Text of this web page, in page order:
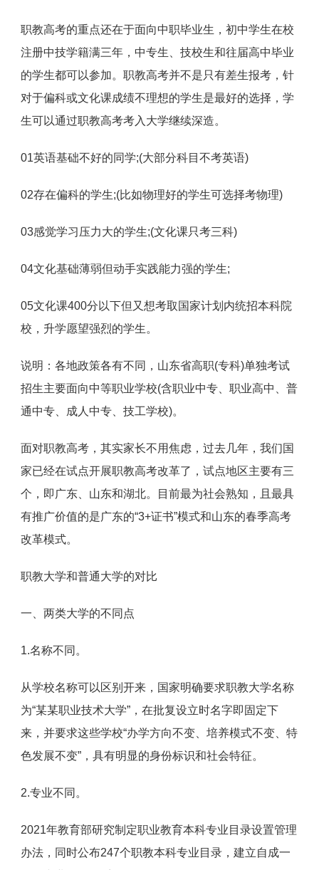
职教高考的重点还在于面向中职毕业生，初中学生在校
注册中技学籍满三年，中专生、技校生和往届高中毕业
的学生都可以参加。职教高考并不是只有差生报考，针
对于偏科或文化课成绩不理想的学生是最好的选择，学
生可以通过职教高考考入大学继续深造。
01英语基础不好的同学;(大部分科目不考英语)
02存在偏科的学生;(比如物理好的学生可选择考物理)
03感觉学习压力大的学生;(文化课只考三科)
04文化基础薄弱但动手实践能力强的学生;
05文化课400分以下但又想考取国家计划内统招本科院
校，升学愿望强烈的学生。
说明：各地政策各有不同，山东省高职(专科)单独考试
招生主要面向中等职业学校(含职业中专、职业高中、普
通中专、成人中专、技工学校)。
面对职教高考，其实家长不用焦虑，过去几年，我们国
家已经在试点开展职教高考改革了，试点地区主要有三
个，即广东、山东和湖北。目前最为社会熟知，且最具
有推广价值的是广东的“3+证书”模式和山东的春季高考
改革模式。
职教大学和普通大学的对比
一、两类大学的不同点
1.名称不同。
从学校名称可以区别开来，国家明确要求职教大学名称
为“某某职业技术大学”，在批复设立时名字即固定下
来，并要求这些学校“办学方向不变、培养模式不变、特
色发展不变”，具有明显的身份标识和社会特征。
2.专业不同。
2021年教育部研究制定职业教育本科专业目录设置管理
办法，同时公布247个职教本科专业目录，建立自成一